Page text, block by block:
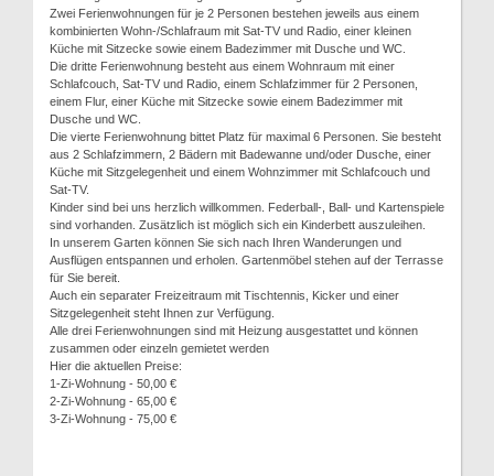
Zwei Ferienwohnungen für je 2 Personen bestehen jeweils aus einem
kombinierten Wohn-/Schlafraum mit Sat-TV und Radio, einer kleinen
Küche mit Sitzecke sowie einem Badezimmer mit Dusche und WC.
Die dritte Ferienwohnung besteht aus einem Wohnraum mit einer
Schlafcouch, Sat-TV und Radio, einem Schlafzimmer für 2 Personen,
einem Flur, einer Küche mit Sitzecke sowie einem Badezimmer mit
Dusche und WC.
Die vierte Ferienwohnung bittet Platz für maximal 6 Personen. Sie besteht
aus 2 Schlafzimmern, 2 Bädern mit Badewanne und/oder Dusche, einer
Küche mit Sitzgelegenheit und einem Wohnzimmer mit Schlafcouch und
Sat-TV.
Kinder sind bei uns herzlich willkommen. Federball-, Ball- und Kartenspiele
sind vorhanden. Zusätzlich ist möglich sich ein Kinderbett auszuleihen.
In unserem Garten können Sie sich nach Ihren Wanderungen und
Ausflügen entspannen und erholen. Gartenmöbel stehen auf der Terrasse
für Sie bereit.
Auch ein separater Freizeitraum mit Tischtennis, Kicker und einer
Sitzgelegenheit steht Ihnen zur Verfügung.
Alle drei Ferienwohnungen sind mit Heizung ausgestattet und können
zusammen oder einzeln gemietet werden
Hier die aktuellen Preise:
1-Zi-Wohnung - 50,00 €
2-Zi-Wohnung - 65,00 €
3-Zi-Wohnung - 75,00 €